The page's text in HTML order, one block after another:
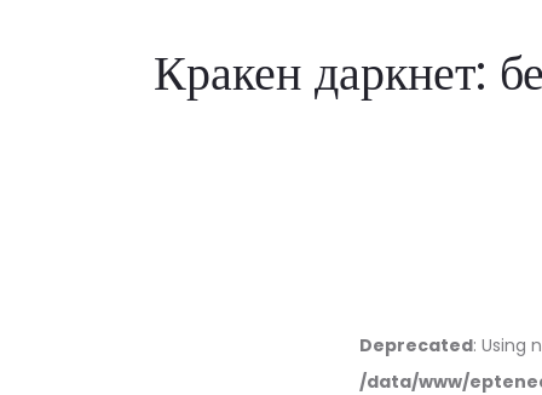
Кракен даркнет:
Deprecated: Using
/data/www/